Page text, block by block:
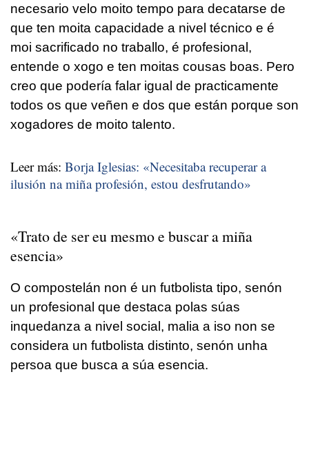
necesario velo moito tempo para decatarse de
que ten moita capacidade a nivel técnico e é
moi sacrificado no traballo, é profesional,
entende o xogo e ten moitas cousas boas. Pero
creo que podería falar igual de practicamente
todos os que veñen e dos que están porque son
xogadores de moito talento.
Leer más: Borja Iglesias: «Necesitaba recuperar a
ilusión na miña profesión, estou desfrutando»
«Trato de ser eu mesmo e buscar a miña
esencia»
O compostelán non é un futbolista tipo, senón
un profesional que destaca polas súas
inquedanza a nivel social, malia a iso non se
considera un futbolista distinto, senón unha
persoa que busca a súa esencia.